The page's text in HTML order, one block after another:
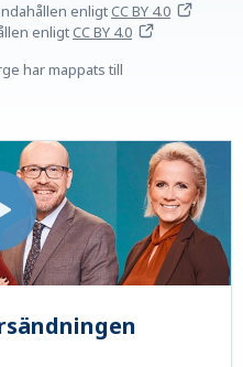
enligtCC BY 4.0
enligtCC BY 4.0
har mappats till